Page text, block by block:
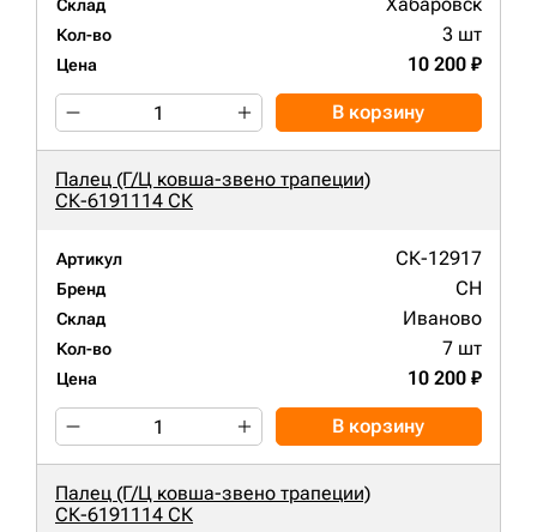
Склад
Кол-во 3 шт
Цена 10 200 ₽
В корзину
Палец (Г/Ц ковша-звено трапеции)
СК-6191114 СК
Артикул СК-12917
Бренд CH
Склад Иваново
Кол-во 7 шт
Цена 10 200 ₽
В корзину
Палец (Г/Ц ковша-звено трапеции)
СК-6191114 СК